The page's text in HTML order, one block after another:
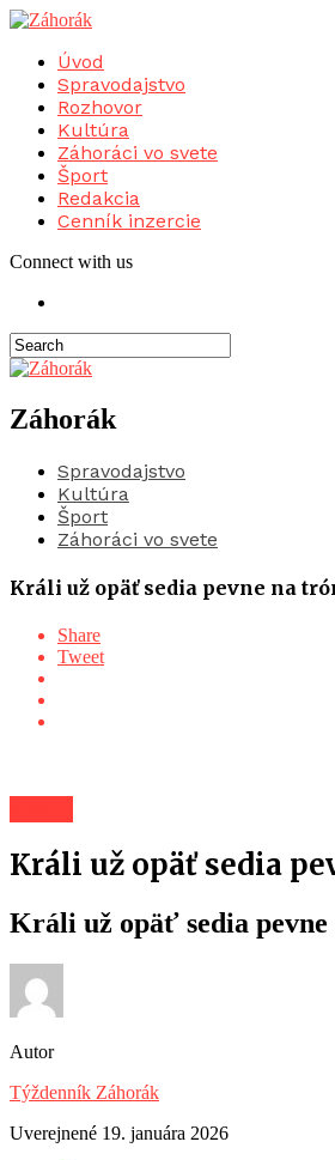
Úvod
Spravodajstvo
Rozhovor
Kultúra
Záhoráci vo svete
Šport
Redakcia
Cenník inzercie
Connect with us
Záhorák
Spravodajstvo
Kultúra
Šport
Záhoráci vo svete
Králi už opäť sedia pevne na
Share
Tweet
Králi už opäť sedia
Králi už opäť sedia pevne
Autor
Týždenník Záhorák
Uverejnené 19. januára 2026